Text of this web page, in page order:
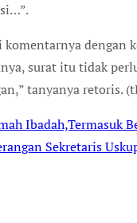
dengan
surat itu tidak
tanyanya retoris.
Ibadah,Termasuk
Sekretaris